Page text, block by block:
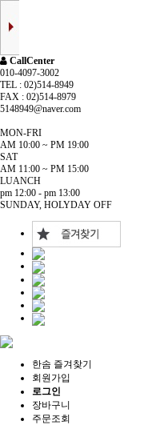
CallCenter
010-4097-3002
TEL : 02)514-8949
FAX : 02)514-8979
5148949@naver.com
MON-FRI
AM 10:00 ~ PM 19:00
SAT
AM 11:00 ~ PM 15:00
LUANCH
pm 12:00 - pm 13:00
SUNDAY, HOLYDAY OFF
한솜 즐겨찾기
회원가입
로그인
장바구니
주문조회